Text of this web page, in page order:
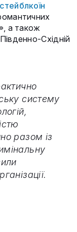
стейблкоїн
а також
Східній
систему
разом із